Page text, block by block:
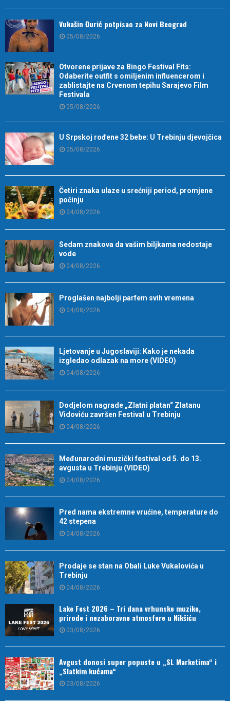
Vukašin Đurić potpisao za Novi Beograd
05/08/2026
Otvorene prijave za Bingo Festival Fits:
Odaberite outfit s omiljenim influencerom i
zablistajte na Crvenom tepihu Sarajevo Film
Festivala
05/08/2026
U Srpskoj rođene 32 bebe: U Trebinju djevojčica
05/08/2026
Četiri znaka ulaze u srećniji period, promjene
počinju
04/08/2026
Sedam znakova da vašim biljkama nedostaje
vode
04/08/2026
Proglašen najbolji parfem svih vremena
04/08/2026
Ljetovanje u Jugoslaviji: Kako je nekada
izgledao odlazak na more (VIDEO)
04/08/2026
Dodjelom nagrade „Zlatni platan“ Zlatanu
Vidoviću završen Festival u Trebinju
04/08/2026
Međunarodni muzički festival od 5. do 13.
avgusta u Trebinju (VIDEO)
04/08/2026
Pred nama ekstremne vrućine, temperature do
42 stepena
04/08/2026
Prodaje se stan na Obali Luke Vukalovića u
Trebinju
04/08/2026
Lake Fest 2026 – Tri dana vrhunske muzike,
prirode i nezaboravne atmosfere u Nikšiću
03/08/2026
Avgust donosi super popuste u „SL Marketima“ i
„Slatkim kućama“
03/08/2026